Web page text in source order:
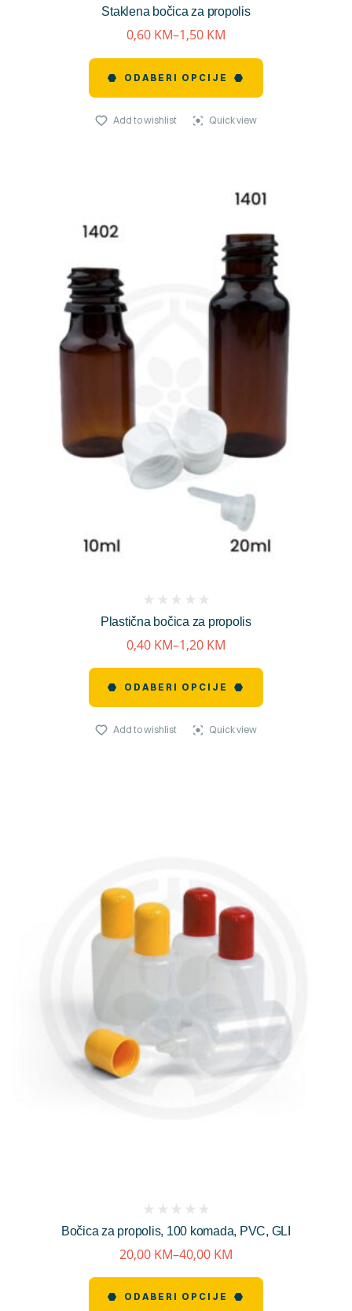
Staklena bočica za propolis
reviews)
0,60 KM–1,50 KM
ODABERI OPCIJE
Add to wishlist Quick view
Plastična bočica za propolis
reviews)
0,40 KM–1,20 KM
ODABERI OPCIJE
Add to wishlist Quick view
Bočica za propolis, 100 komada, PVC, GLI
reviews)
20,00 KM–40,00 KM
ODABERI OPCIJE